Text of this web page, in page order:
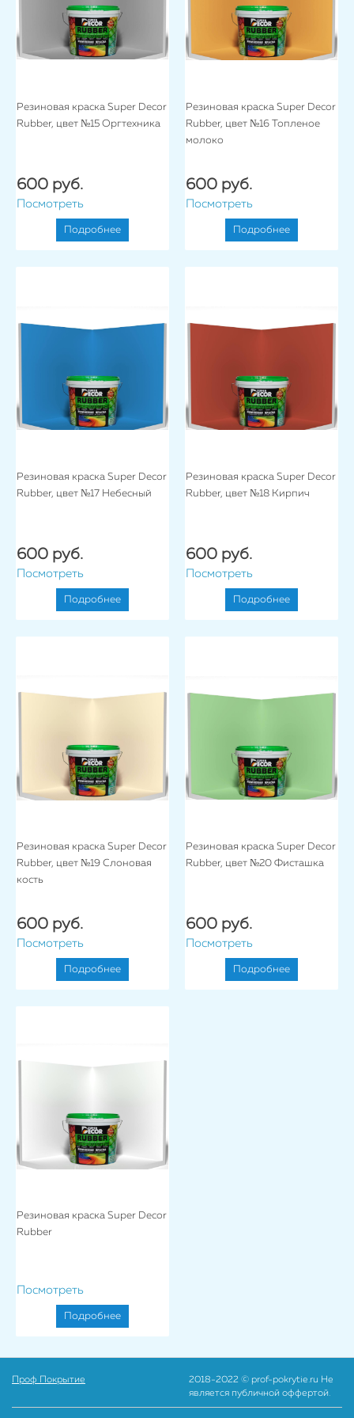
Резиновая краска Super Decor
Rubber, цвет №15 Оргтехника
600 руб.
Посмотреть
Подробнее
Резиновая краска Super Decor
Rubber, цвет №16 Топленое
молоко
600 руб.
Посмотреть
Подробнее
Резиновая краска Super Decor
Rubber, цвет №17 Небесный
600 руб.
Посмотреть
Подробнее
Резиновая краска Super Decor
Rubber, цвет №18 Кирпич
600 руб.
Посмотреть
Подробнее
Резиновая краска Super Decor
Rubber, цвет №19 Слоновая
кость
600 руб.
Посмотреть
Подробнее
Резиновая краска Super Decor
Rubber, цвет №20 Фисташка
600 руб.
Посмотреть
Подробнее
Резиновая краска Super Decor
Rubber
Посмотреть
Подробнее
Проф Покрытие
2018-2022 © prof-pokrytie.ru Не
является публичной оффертой.